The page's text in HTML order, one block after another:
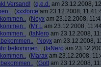
Versand! (q.e.d. am 23.12.2008,
(xxxforce am 23.12.2008,
(Noyx am 23.12.2008,
(Mr L am 23.12.2008,
(taNero am 23.12.2008,
(Noyx am 23.12.2008,
bekommen.. (taNero am
(Marax am 23.12.2008,
(Gott am 23.12.2008,